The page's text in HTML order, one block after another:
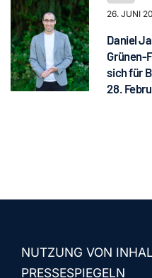
26. JUNI
Daniel
Grünen-
sich für
28.
NUTZUNG VON
PRESSESPIEGELN